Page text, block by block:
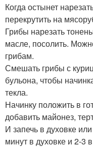
Когда остынет
перекрутить на
Грибы нарезать
масле, посолить.
грибам.
Смешать грибы с
бульона, чтобы
текла.
Начинку положить в
добавить майонез,
И запечь в духовке
минут в духовке и 2-3